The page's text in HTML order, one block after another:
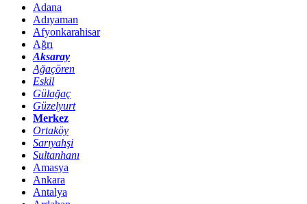
Adana
Adıyaman
Afyonkarahisar
Ağrı
Aksaray
Ağaçören
Eskil
Gülağaç
Güzelyurt
Merkez
Ortaköy
Sarıyahşi
Sultanhanı
Amasya
Ankara
Antalya